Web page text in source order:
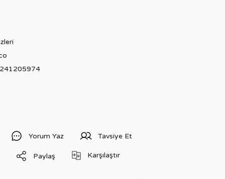
Yorum Yaz Tavsiye Et
Paylaş Karşılaştır